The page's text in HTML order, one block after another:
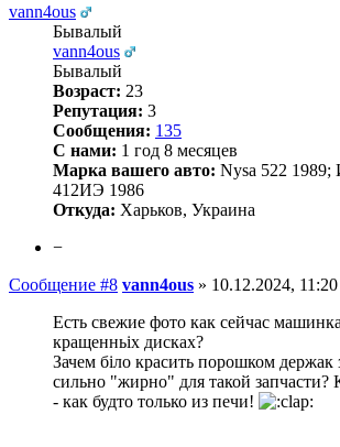
vann4ous
Бывалый
vann4ous
Бывалый
Возраст: 23
Репутация: 3
Сообщения: 135
С нами: 1 год 8 месяцев
Марка вашего авто: Nysa 522
412ИЭ 1986
Откуда: Харьков, Украина
−
Сообщение #8 vann4ous » 10.12.2024, 11:20
Есть свежие фото как сейчас машинка
кращенньіх дисках?
Зачем біло красить порошком держак
сильно "жирно" для такой запчасти?
- как будто только из печи!